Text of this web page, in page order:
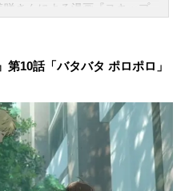
ードはこちら：https://skip-an
報地方の小さな中学校から、
咲さんによる漫画『スキップ
放送中です。このたび、第9話
9話「トロトロ ルンル
らすじ夏休みも後半に入り、
は凧島町に里帰り。懐かしい
帰って、中学の友だちと会っ
友のふみとも遊んで……たっ
第10話「バタバタ ポロポロ」